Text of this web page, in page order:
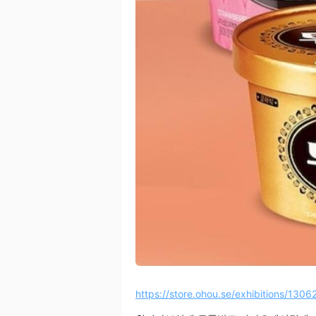
https://store.ohou.se/exhibitions/